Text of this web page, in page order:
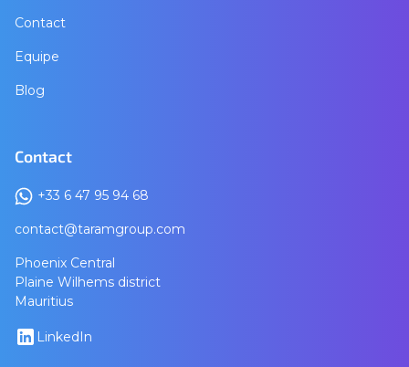
Contact
Equipe
Blog
Contact
+33 6 47 95 94 68
contact@taramgroup.com
Phoenix Central
Plaine Wilhems district
Mauritius
LinkedIn